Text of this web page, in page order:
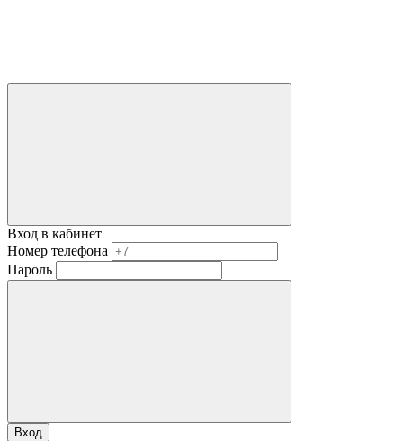
Вход в кабинет
Номер телефона
Пароль
Вход